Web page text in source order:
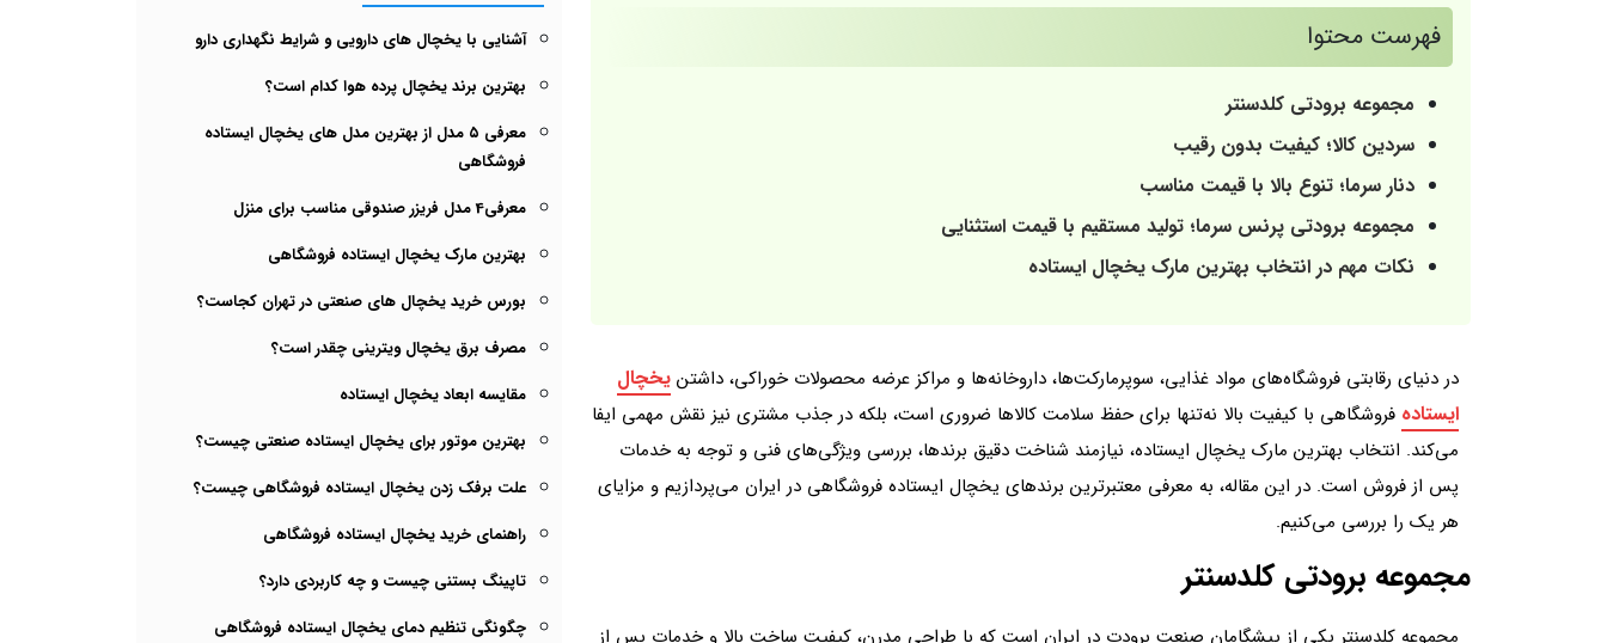
فهرست محتوا
مجموعه برودتی کلدسنتر
سردین کالا؛ کیفیت بدون رقیب
دنار سرما؛ تنوع بالا با قیمت مناسب
مجموعه برودتی پرنس سرما؛ تولید مستقیم با قیمت استثنایی
نکات مهم در انتخاب بهترین مارک یخچال ایستاده
در دنیای رقابتی فروشگاه‌های مواد غذایی، سوپرمارکت‌ها، داروخانه‌ها و مراکز عرضه محصولات خوراکی، داشتن یخچال
ایستاده فروشگاهی با کیفیت بالا نه‌تنها برای حفظ سلامت کالاها ضروری است، بلکه در جذب مشتری نیز نقش مهمی ایفا
می‌کند. انتخاب بهترین مارک یخچال ایستاده، نیازمند شناخت دقیق برندها، بررسی ویژگی‌های فنی و توجه به خدمات
پس از فروش است. در این مقاله، به معرفی معتبرترین برندهای یخچال ایستاده فروشگاهی در ایران می‌پردازیم و مزایای
هر یک را بررسی می‌کنیم.
مجموعه برودتی کلدسنتر
مجموعه کلدسنتر یکی از پیشگامان صنعت برودت در ایران است که با طراحی مدرن، کیفیت ساخت بالا و خدمات پس از
آشنایی با یخچال های دارویی و شرایط نگهداری دارو
بهترین برند یخچال پرده هوا کدام است؟
معرفی ۵ مدل از بهترین مدل های یخچال‌ ایستاده
فروشگاهی
معرفی4 مدل فریزر صندوقی مناسب برای منزل
بهترین مارک یخچال ایستاده فروشگاهی
بورس خرید یخچال های صنعتی در تهران کجاست؟
مصرف برق یخچال ویترینی چقدر است؟
مقایسه ابعاد یخچال ایستاده
بهترین موتور برای یخچال ایستاده صنعتی چیست؟
علت برفک زدن یخچال ایستاده فروشگاهی چیست؟
راهنمای خرید یخچال ایستاده فروشگاهی
تاپینگ بستنی چیست و چه کاربردی دارد؟
چگونگی تنظیم دمای یخچال ایستاده فروشگاهی